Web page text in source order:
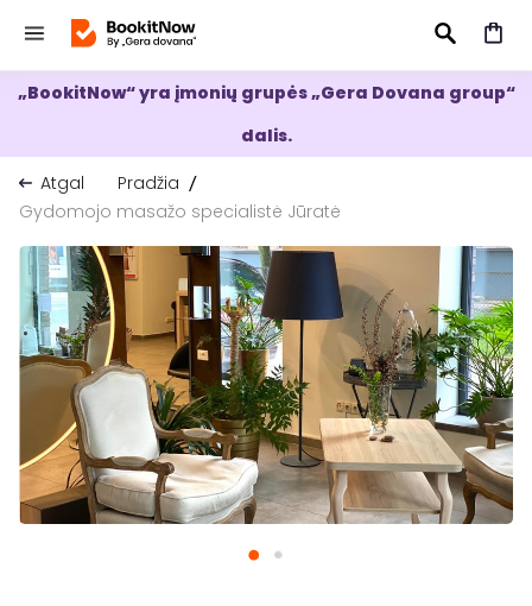
IEŠKOTI
„BookitNow“ yra įmonių grupės „Gera Dovana group“
dalis.
Atgal
Pradžia
Gydomojo masažo specialistė Jūratė